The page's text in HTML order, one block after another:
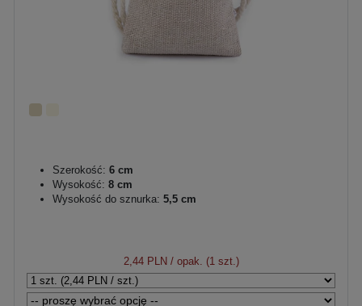
Szerokość: 6 cm
Wysokość: 8 cm
Wysokość do sznurka: 5,5 cm
2,44 PLN/ opak. (1 szt.)